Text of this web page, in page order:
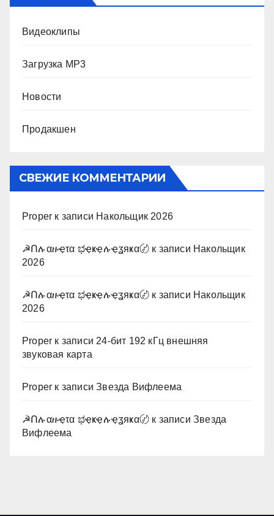
Видеоклипы
Загрузка MP3
Новости
Продакшен
СВЕЖИЕ КОММЕНТАРИИ
Proper к записи Накольщик 2026
☭Ոሉαዙҿτα ಭҿҝҿሉҿʓяҝα〄 к записи Накольщик
2026
☭Ոሉαዙҿτα ಭҿҝҿሉҿʓяҝα〄 к записи Накольщик
2026
Proper к записи 24-бит 192 кГц внешняя
звуковая карта
Proper к записиЗвезда Вифлеема
☭Ոሉαዙҿτα ಭҿҝҿሉҿʓяҝα〄 к записи Звезда
Вифлеема